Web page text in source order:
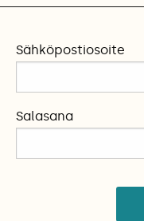
Sähköpostiosoite
Salasana